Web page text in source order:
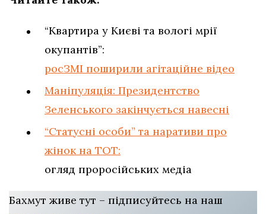
“Квартира у Києві та вологі мрії
окупантів”:
росЗМІ поширили агітаційне відео
Маніпуляція: Президентство
Зеленського закінчується навесні
“Статусні особи” та наративи про
жінок на ТОТ:
огляд проросійських медіа
Бахмут живе тут – підписуйтесь на наш